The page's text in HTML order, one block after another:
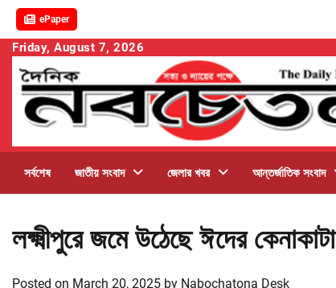
ePaper
Skip
content
Friday, August 7, 2026
সর্বশেষ জাতীয় সংবাদ জেলার খবর আন্তর্জাতিক সংবাদ
লক্ষ্মীপুরে জমে উঠেছে ঈদের কেনাকাটা
Posted on March 20, 2025 by Nabochatona Desk